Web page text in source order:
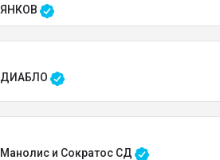
ЯНКОВ
ДИАБЛО
Манолис и Сократос СД